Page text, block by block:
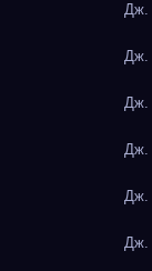
Дж.
Дж.
Дж.
Дж.
Дж.
Дж.